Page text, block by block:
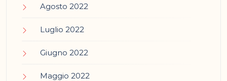
Agosto 2022
Luglio 2022
Giugno 2022
Maggio 2022